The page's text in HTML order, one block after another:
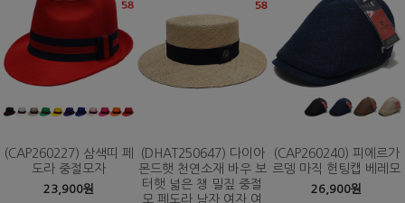
(CAP260227) 삼색띠 페
도라 중절모자
23,900원
(DHAT250647) 다이아
몬드햇 천연소재 바우 보
터햇 넓은 챙 밀짚 중절
모 페도라 남자 여자 여
(CAP260240) 피에르가
르뎅 마직 헌팅캡 베레모
26,900원